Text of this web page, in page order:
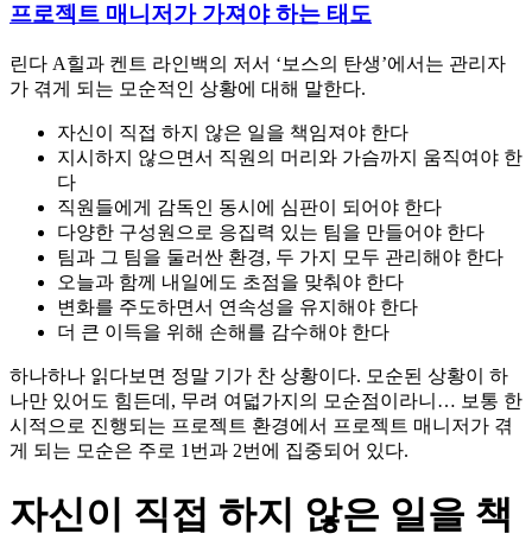
프로젝트 매니저가 가져야 하는 태도
린다 A힐과 켄트 라인백의 저서 ‘보스의 탄생’에서는 관리자
가 겪게 되는 모순적인 상황에 대해 말한다.
자신이 직접 하지 않은 일을 책임져야 한다
지시하지 않으면서 직원의 머리와 가슴까지 움직여야 한
다
직원들에게 감독인 동시에 심판이 되어야 한다
다양한 구성원으로 응집력 있는 팀을 만들어야 한다
팀과 그 팀을 둘러싼 환경, 두 가지 모두 관리해야 한다
오늘과 함께 내일에도 초점을 맞춰야 한다
변화를 주도하면서 연속성을 유지해야 한다
더 큰 이득을 위해 손해를 감수해야 한다
하나하나 읽다보면 정말 기가 찬 상황이다. 모순된 상황이 하
나만 있어도 힘든데, 무려 여덟가지의 모순점이라니… 보통 한
시적으로 진행되는 프로젝트 환경에서 프로젝트 매니저가 겪
게 되는 모순은 주로 1번과 2번에 집중되어 있다.
자신이 직접 하지 않은 일을 책